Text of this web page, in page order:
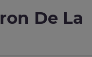
De La